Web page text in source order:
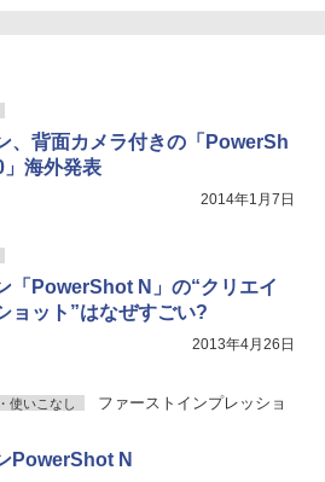
、背面カメラ付きの「PowerSh
海外発表
2014年1月7日
「PowerShot N」の“クリエイ
ョット”はなぜすごい?
2013年4月26日
使いこなし
ファーストインプレッショ
PowerShot N